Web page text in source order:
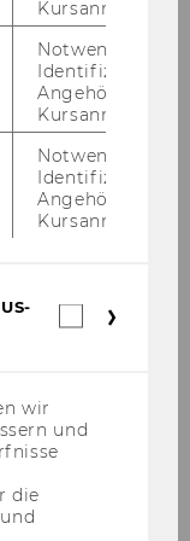
Spitzer
Kursanmeldung.
Notwendig zur
Identifizierung
Angehörige/r für
Kursanmeldung.
Notwendig zur
Identifizierung
Angehörige/r für
Kursanmeldung.
wir
und
die